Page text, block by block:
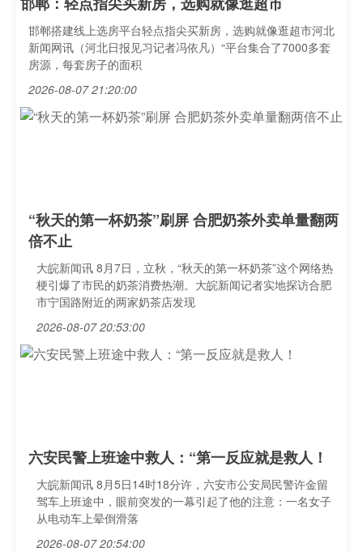
邯郸搭建线上选房平台轻点指尖买新房，选购就像逛超市河北
新闻网讯（河北日报见习记者冯依凡）“平台集合了7000多套
房源，每套房子的面积
2026-08-07 21:20:00
“秋天的第一杯奶茶”刷屏 合肥奶茶外卖单量翻两
倍不止
大皖新闻讯 8月7日，立秋，“秋天的第一杯奶茶”这个网络热
梗引爆了市民的奶茶消费热潮。大皖新闻记者实地探访合肥
市宁国路附近的两家奶茶店发现
2026-08-07 20:53:00
六安民警上班途中救人：“第一反应就是救人！
大皖新闻讯 8月5日14时18分许，六安市公安局民警许金留
驾车上班途中，眼前突发的一幕引起了他的注意：一名女子
从电动车上晕倒滑落
2026-08-07 20:54:00